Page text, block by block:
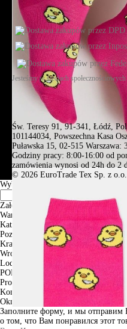
Jesteśmy w sieciach społecznościowych
Św. Teresy 91, 91-341, Łódź,
101144034, Powszechna Kasa
Puławska 15, 02-515 Warszawa:
Godziny pracy: 8:00-16:00 od
zamówienia wynosi od 24h do 2
© 2026 EuroTrade Tex Sp. z o.o.
Wybierz miasta
Założenia
Warszawa
Katowice
Poznan
Krakow
Wroclaw
Lodz
PODGLĄD
Produkt w koszyku
Kontynuuj zakupy
ZAMÓWIENIE
Okno informacyjne
Заполните форму, и мы отправим
о том, что Вам понравился этот